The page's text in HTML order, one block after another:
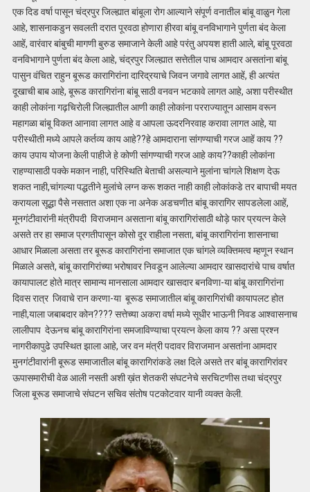
एक दिड वर्षा पासून चंद्रपुर जिल्ह्यात बांबूला रोग आल्याने संपूर्ण वनातील बांबू वाळुन गेला
आहे, शासनाकडुन सवलती दरात पूरवठा होणारा हीरवा बांबू वनविभागाने पुर्णता बंद केला
आहें, वारंवार बांबुची मागणी बुरुड समाजाने केली आहे परंतु अपयश हाती आले, बांबू पूरवठा
वनविभागाने पुर्णता बंद केला आहे, चंद्रपुर जिल्ह्यात सत्तेतील पाच आमदार असतांना बांबू
पासुन वंचित राहुन बूरूड कारागिरांना दारिद्रयाचे जिवन जगावे लागत आहें, ही अत्यंत
दूखाची बाब आहे, बूरूड कारागिरांना बांबू साठी वनवन भटकावे लागत आहे, अशा परीस्थीत
काही लोकांना गढ़चिरोली जिल्ह्यातील आणी काही लोकांना परराज्यातून आसाम वरून
महागळा बांबू विकत आनावा लागत आहे व आपला ऊदरनिरवाह करावा लागत आहे, या
परीस्थीती मध्ये आपले कर्तव्य काय आहे??हे आमदाराना सांगण्याची गरज आहें काय ??
काय उपाय योजना केली पाहीजे हे कोणी सांगण्याची गरज आहे काय??काही लोकांना
राहण्यासाठी पक्के मकान नाही, परिस्थिति बेताची असल्याने मुलांना चांगले शिक्षण देऊ
शकत नाही,चांगल्या पद्धतीने मुलांचे लग्न करू शकत नाही काही लोकांकडे तर बापाची मयत
करायला सूद्धा पैसे नसतात अशा एक ना अनेक अडचणीत बांबू कारागिर सापडलेला आहें,
मूनगंटीवारांनी मंत्रीपदी विराजमान असताना बांबू कारागिरांसाठी थोड़े फार प्रयत्न केले
असते तर हा समाज प्रगतीपासून कोसो दूर राहीला नसता, बांबू कारागिरांना शासनाचा
आधार मिळाला असता तर बूरूड कारागिरांना समाजात एक चांगले व्यक्तिमत्व म्हणून स्थान
मिळाले असते, बांबू कारागिरांच्या भरोषावर निवडून आलेल्या आमदार खासदारांचे पाच वर्षात
कायापालट होते मात्र सामान्य मानसाला आमदार खासदार बनविणा-या बांबू कारागिरांना
दिवस रात्र जिवाचे रान करणा-या बूरूड समाजातील बांबू कारागिरांची कायापलट होत
नाही,याला जबाबदार कोन???? सत्तेच्या अकरा वर्षा मध्ये सूधीर भाऊनी निवड आश्वासनाच
लालीपाप देऊनच बांबू कारागिरांना समजाविण्याचा प्रयत्न केला काय ?? असा प्रश्न
नागरीकापुढे उपस्थित झाला आहे, जर वन मंत्री पदावर विराजमान असतांना आमदार
मुनगंटीवारांनी बूरूड समाजातील बांबू कारागिरांकडे लक्ष दिले असते तर बांबू कारागिरांवर
ऊपासमारीची वेळ आली नसती अशी ख़ंत शेतकरी संघटनेचे सरचिटणीस तथा चंद्रपुर
जिला बूरूड समाजाचे संघटन सचिव संतोष पटकोटवार यानी व्यक्त केली.